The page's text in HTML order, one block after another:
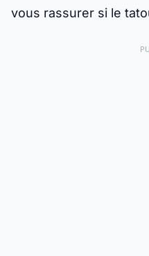
vous rassurer si le